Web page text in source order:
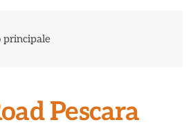
principale
Pescara